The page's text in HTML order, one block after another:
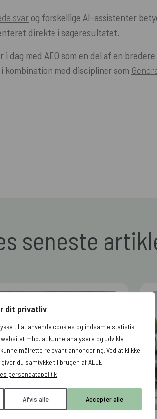
dit privatliv
til at anvende cookies og indsamle statistik
mhp. at kunne analysere og udvikle
målrette relevant annoncering. Ved at klikke
du samtykke til brugen af ALLE
persondatapolitik
Afvis alle Accepter alle
svar og forskellige AI-assistenter
direkte i søgeresultatet.
dag med AEO som en del af en
kombination med discipliner som
seneste